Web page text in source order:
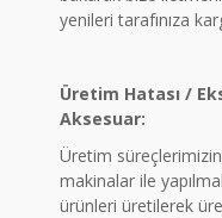
yenileri tarafınıza
Üretim Hatası /
Aksesuar:
Üretim
makinalar ile
ürünleri üretilerek